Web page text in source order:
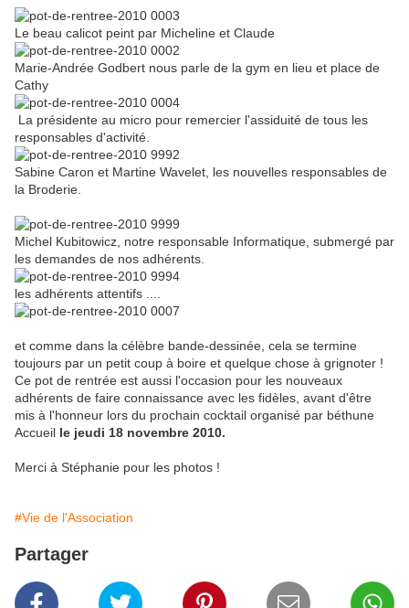
Le beau calicot peint par Micheline et Claude
Marie-Andrée Godbert nous parle de la gym en lieu et place de
Cathy
La présidente au micro pour remercier l'assiduité de tous les
responsables d'activité.
Sabine Caron et Martine Wavelet, les nouvelles responsables de
la Broderie.
Michel Kubitowicz, notre responsable Informatique, submergé par
les demandes de nos adhérents.
les adhérents attentifs ....
et comme dans la célèbre bande-dessinée, cela se termine
toujours par un petit coup à boire et quelque chose à grignoter !
Ce pot de rentrée est aussi l'occasion pour les nouveaux
adhérents de faire connaissance avec les fidèles, avant d'être
mis à l'honneur lors du prochain cocktail organisé par béthune
Accueil le jeudi 18 novembre 2010.
Merci à Stéphanie pour les photos !
#Vie de l'Association
Partager